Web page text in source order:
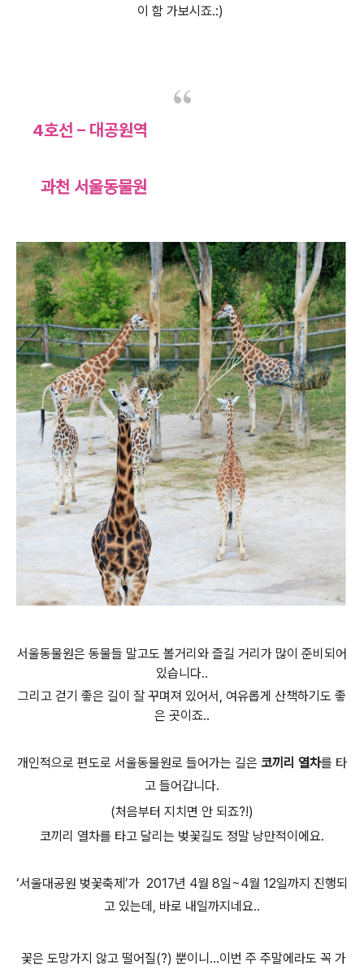
이 함 가보시죠.:)
4호선 – 대공원역
과천 서울동물원
서울동물원은 동물들 말고도 볼거리와 즐길 거리가 많이 준비되어
있습니다..
그리고 걷기 좋은 길이 잘 꾸며져 있어서, 여유롭게 산책하기도 좋
은 곳이죠..
개인적으로 편도로 서울동물원로 들어가는 길은 코끼리 열차를 타
고 들어갑니다.
(처음부터 지치면 안 되죠?!)
코끼리 열차를 타고 달리는 벚꽃길도 정말 낭만적이에요.
‘서울대공원 벚꽃축제 ’가 2017년 4월 8일 ~4월 12일까지 진행되
고 있는데, 바로 내일까지네요..
꽃은 도망가지 않고 떨어질(?) 뿐이니...이번 주 주말에라도 꼭 가